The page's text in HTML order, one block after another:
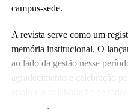
campus-sede.
A revista serve como um
memória institucional. O
ao lado da gestão nesse
agradecimento e celebração